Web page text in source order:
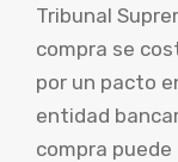
Tribunal
compra se
por un pacto
entidad
compra